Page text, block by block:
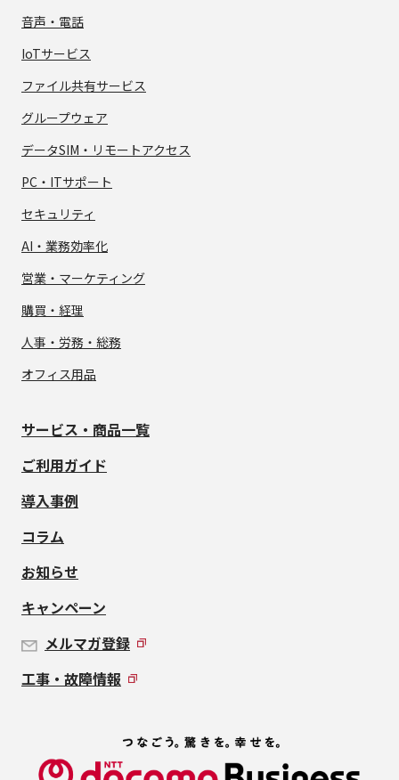
音声・電話
IoTサービス
ファイル共有サービス
グループウェア
データSIM・ リモートアクセス
PC・ITサポート
セキュリティ
AI・業務効率化
営業・マーケティング
購買・経理
人事・労務・総務
オフィス用品
サービス・商品一覧
ご利用ガイド
導入事例
コラム
お知らせ
キャンペーン
メルマガ登録
工事・故障情報